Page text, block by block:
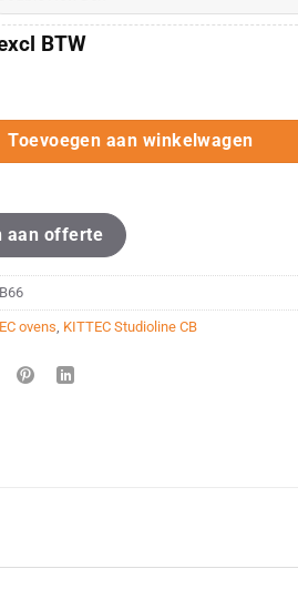
BTW
Double/Double ESP (230V) aantal
Toevoegen aan winkelwagen
aan offerte
ovens KITTEC Studioline CB